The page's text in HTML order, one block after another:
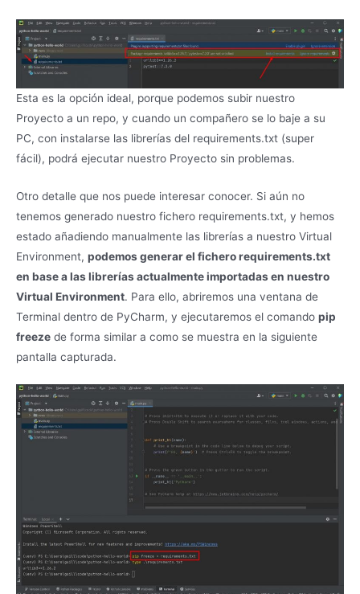
Esta es la opción ideal, porque podemos subir nuestro
Proyecto a un repo, y cuando un compañero se lo baje a su
PC, con instalarse las librerías del requirements.txt (super
fácil), podrá ejecutar nuestro Proyecto sin problemas.
Otro detalle que nos puede interesar conocer. Si aún no
tenemos generado nuestro fichero requirements.txt, y hemos
estado añadiendo manualmente las librerías a nuestro Virtual
Environment, podemos generar el fichero requirements.txt
en base a las librerías actualmente importadas en nuestro
Virtual Environment. Para ello, abriremos una ventana de
Terminal dentro de PyCharm, y ejecutaremos el comando pip
freeze de forma similar a como se muestra en la siguiente
pantalla capturada.